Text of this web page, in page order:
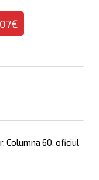
Columna 60, oficiul